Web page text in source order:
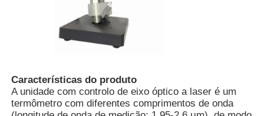
Fábrica
Características do produto
A unidade com controlo de eixo óptico a laser é um
termômetro com diferentes comprimentos de onda